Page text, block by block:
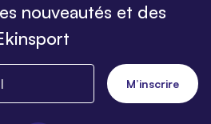
nouveautés et des
M’inscrire